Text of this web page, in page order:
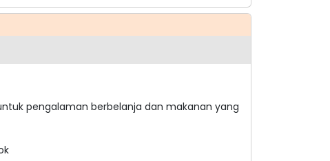
pengalaman berbelanja dan makanan yang